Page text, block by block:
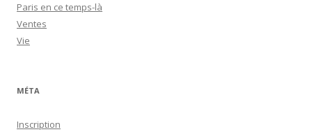
Paris en ce temps-là
Ventes
Vie
MÉTA
Inscription